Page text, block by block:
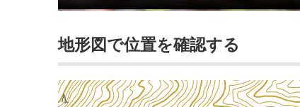
地形図で位置を確認する